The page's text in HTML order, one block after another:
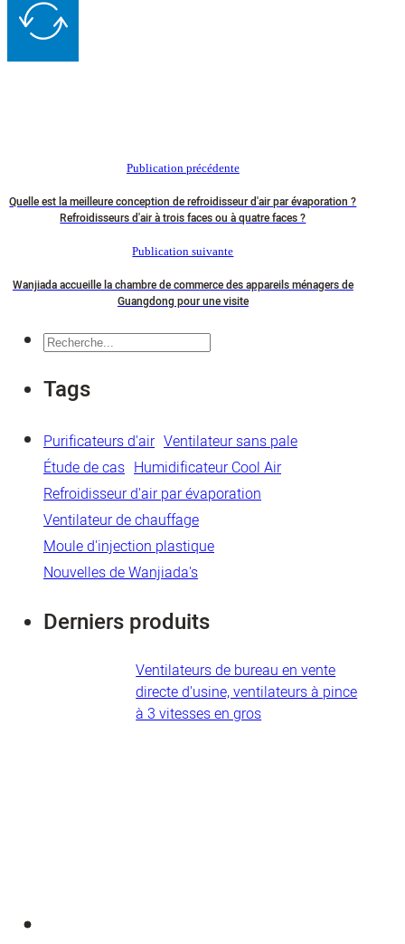
Publication précédente
Quelle est la meilleure conception de refroidisseur d'air par évaporation ?
Refroidisseurs d'air à trois faces ou à quatre faces ?
Publication suivante
Wanjiada accueille la chambre de commerce des appareils ménagers de
Guangdong pour une visite
Recherche
Tags
Purificateurs d'air Ventilateur sans pale
Étude de cas Humidificateur Cool Air
Refroidisseur d'air par évaporation
Ventilateur de chauffage
Moule d'injection plastique
Nouvelles de Wanjiada's
Derniers produits
Ventilateurs de bureau en vente
directe d'usine, ventilateurs à pince
à 3 vitesses en gros